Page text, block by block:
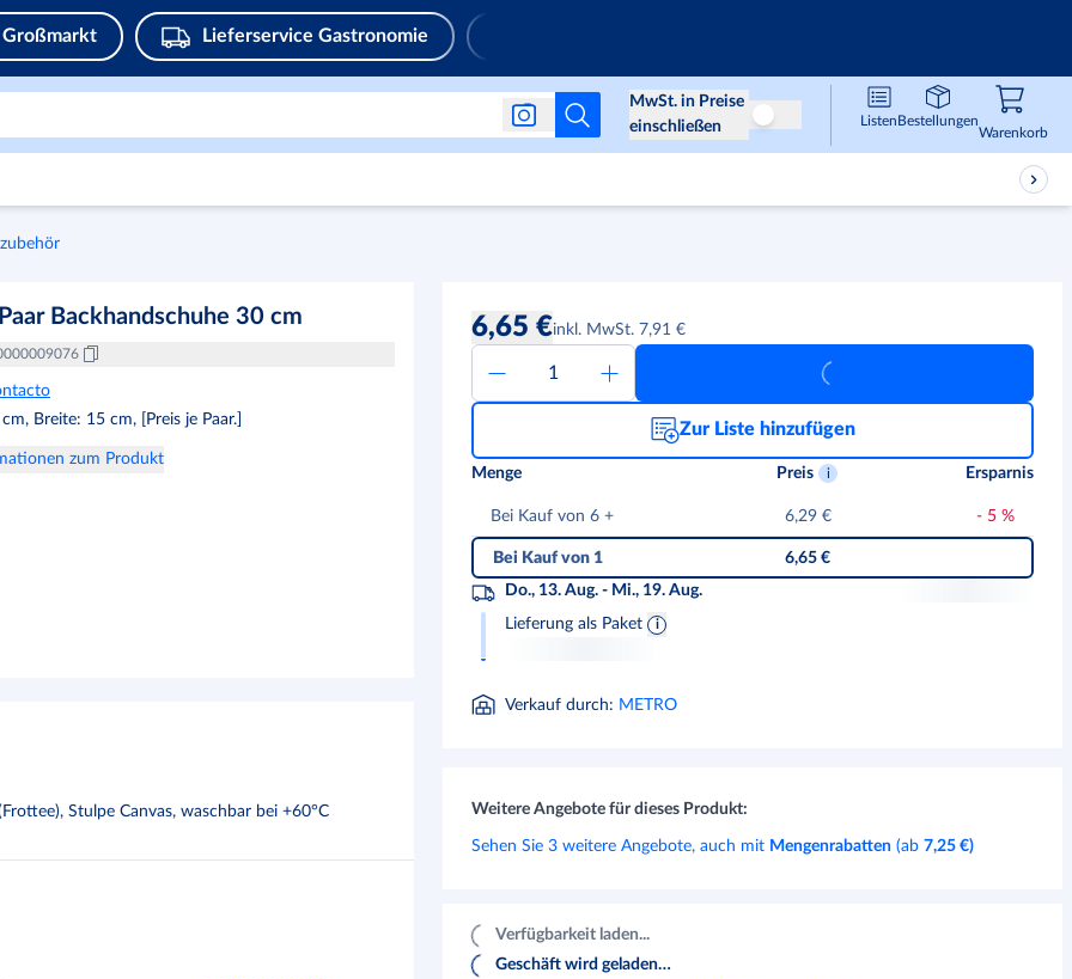
Großmarkt Lieferservice Gastronomie
MwSt. in Preise
einschließen
Preise ohne MwSt
ListenBestellungen
Warenkorb,
Backhandschuhe 30 cm
Breite: 15 cm, [Preis je Paar.]
zum Produkt
Stulpe Canvas, waschbar bei +60°C
6,65 €inkl. MwSt. 7,91 €
Zur Liste hinzufügen
Menge Preis Ersparnis
Bei Kauf von 6 + 6,29 € - 5%
Bei Kauf von 1
6,65 €
Do., 13. Aug. - Mi., 19. Aug.
Lieferung als Paket
Verkauf durch: METRO
Weitere Angebote für dieses Produkt:
Sehen Sie 3 weitere Angebote, auch mit Mengenrabatten (ab7,25 €)
Verfügbarkeit laden...
Geschäft wird geladen…